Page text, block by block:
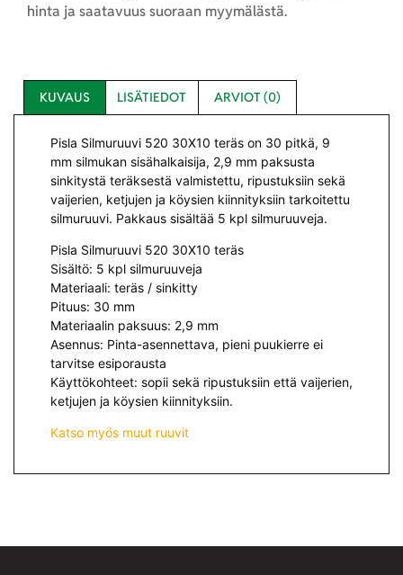
hinta ja saatavuus suoraan myymälästä.
KUVAUS LISÄTIEDOT ARVIOT (0)
Pisla Silmuruuvi 520 30X10 teräs on 30 pitkä, 9
mm silmukan sisähalkaisija, 2,9 mm paksusta
sinkitystä teräksestä valmistettu, ripustuksiin sekä
vaijerien, ketjujen ja köysien kiinnityksiin tarkoitettu
silmuruuvi. Pakkaus sisältää 5 kpl silmuruuveja.
Pisla Silmuruuvi 520 30X10 teräs
Sisältö: 5 kpl silmuruuveja
Materiaali: teräs / sinkitty
Pituus: 30 mm
Materiaalin paksuus: 2,9 mm
Asennus: Pinta-asennettava, pieni puukierre ei
tarvitse esiporausta
Käyttökohteet: sopii sekä ripustuksiin että vaijerien,
ketjujen ja köysien kiinnityksiin.
Katso myös muut ruuvit